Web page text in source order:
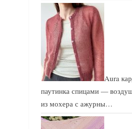
Aura
паутинка спицами —
из мохера с ажурны…